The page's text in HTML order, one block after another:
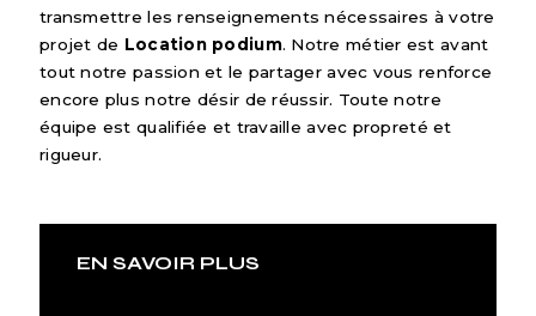
transmettre les renseignements nécessaires à votre
projet de Location podium. Notre métier est avant
tout notre passion et le partager avec vous renforce
encore plus notre désir de réussir. Toute notre
équipe est qualifiée et travaille avec propreté et
rigueur.
EN SAVOIR PLUS